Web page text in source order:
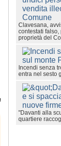
Clavesana,
contestati
proprietà del
Incendi senza
entra nel sesto
"Davanti alla
quartiere